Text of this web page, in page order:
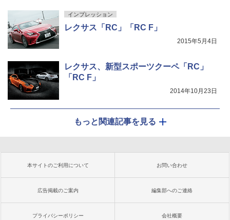
インプレッション
レクサス「RC」「RC F」
2015年5月4日
レクサス、新型スポーツクーペ「RC」
「RC F」
2014年10月23日
もっと関連記事を見る
本サイトのご利用について お問い合わせ
広告掲載のご案内 編集部へのご連絡
プライバシーポリシー 会社概要